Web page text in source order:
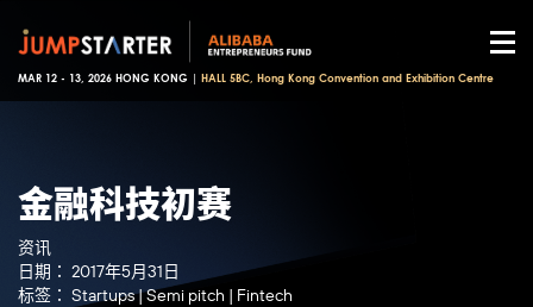
MAR 12 - 13, 2026 HONG KONG | HALL 5BC, Hong Kong Convention and Exhibition Centre
金融科技初赛
资讯
日期： 2017年5月31日
标签： Startups|Semi pitch | Fintech